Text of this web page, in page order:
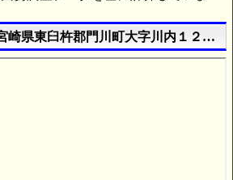
崎県東臼杵郡門川町大字川内１２８